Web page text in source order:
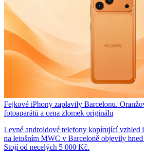
Fejkové iPhony zaplavily Barcelonu.
fotoaparátů a cena zlomek originálu
Levné androidové telefony kopírující vzhled
na letošním MWC v Barceloně objevily
Stojí od necelých 5 000 Kč.